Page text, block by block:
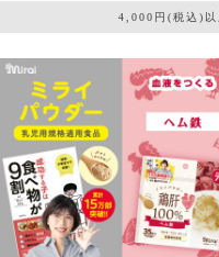
4,000円(税込)以